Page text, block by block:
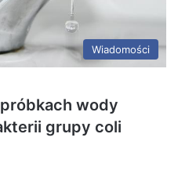
Wiadomości
wody
grupy coli